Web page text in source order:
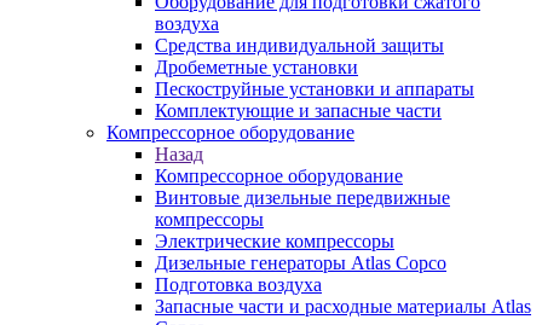
воздуха
Средства индивидуальной защиты
Дробеметные установки
Пескоструйные установки и аппараты
Комплектующие и запасные части
Компрессорное оборудование
Назад
Компрессорное оборудование
Винтовые дизельные передвижные
компрессоры
Электрические компрессоры
Дизельные генераторы Atlas Copco
Подготовка воздуха
Запасные части и расходные материалы Atlas